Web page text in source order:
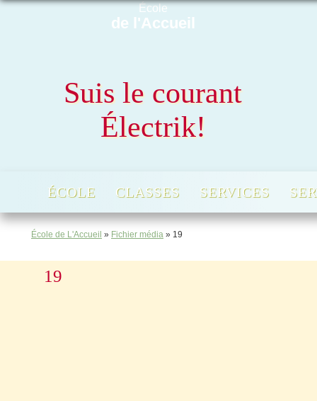
École
de l'Accueil
Suis le courant
Électrik!
ÉCOLE CLASSES SERVICES
École de L'Accueil » Fichier média » 19
19